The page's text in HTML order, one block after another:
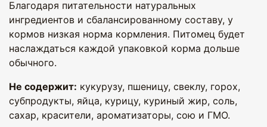
Благодаря питательности натуральных
ингредиентов и сбалансированному составу, у
кормов низкая норма кормления. Питомец будет
наслаждаться каждой упаковкой корма дольше
обычного.
Не содержит: кукурузу, пшеницу, свеклу, горох,
субпродукты, яйца, курицу, куриный жир, соль,
сахар, красители, ароматизаторы, сою и ГМО.